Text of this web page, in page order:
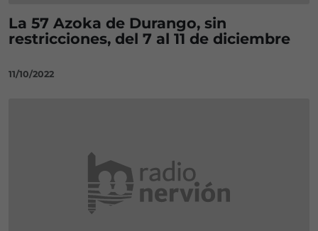
La 57 Azoka de Durango, sin
restricciones, del 7 al 11 de diciembre
11/10/2022